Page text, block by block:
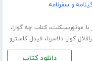
و سفرنامه
با موتورسیکلت،کتاب چه گوارا،
گوارا دلاسرنا، فیدل کاسترو
دانلود کتاب